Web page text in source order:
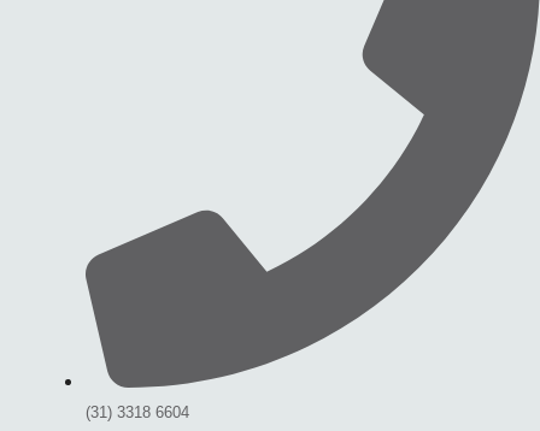
(31) 3318 6604